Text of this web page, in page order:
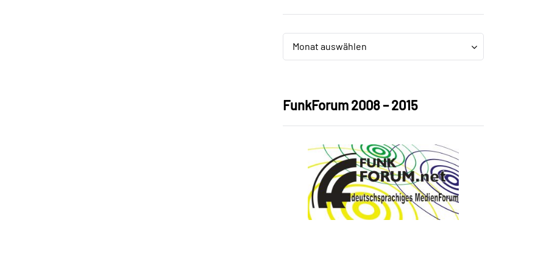
Archiv
Monat auswählen
Archiv
FunkForum 2008 – 2015